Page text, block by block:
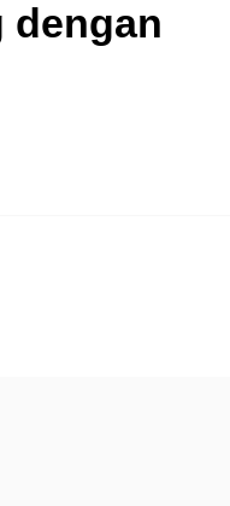
dengan